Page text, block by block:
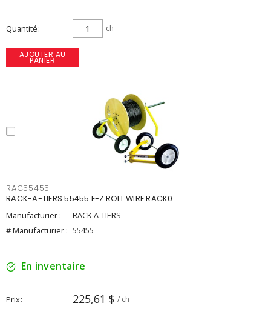
Quantité ch
AJOUTER AU
PANIER
RAC55455
RACK-A-TIERS 55455 E-Z ROLL WIRE RACK0
Manufacturier :
RACK-A-TIERS
# Manufacturier : 55455
En inventaire
Prix 225,61 $ / ch